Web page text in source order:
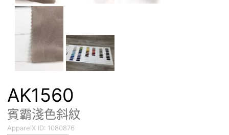
AK1560
賓霸淺色斜紋
ApparelX ID: 1080876